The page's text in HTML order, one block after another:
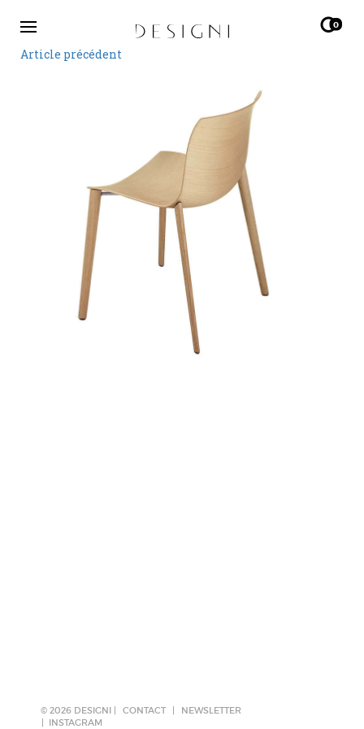
0
Article précédent
© 2026 DESIGNI | CONTACT
NEWSLETTER
INSTAGRAM